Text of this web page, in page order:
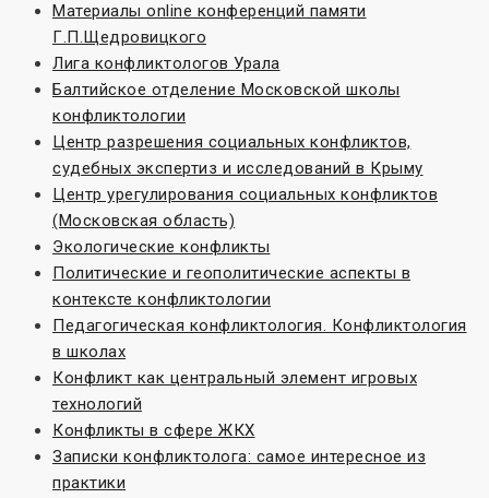
Материалы online конференций памяти
Г.П.Щедровицкого
Лига конфликтологов Урала
Балтийское отделение Московской школы
конфликтологии
Центр разрешения социальных конфликтов,
судебных экспертиз и исследований в Крыму
Центр урегулирования социальных конфликтов
(Московская область)
Экологические конфликты
Политические и геополитические аспекты в
контексте конфликтологии
Педагогическая конфликтология. Конфликтология
в школах
Конфликт как центральный элемент игровых
технологий
Конфликты в сфере ЖКХ
Записки конфликтолога: самое интересное из
практики